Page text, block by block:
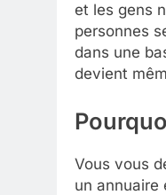
et les gens
personnes
dans une
devient
Vous vous
un annuaire